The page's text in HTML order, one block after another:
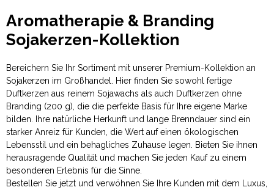
Aromatherapie & Branding
Sojakerzen-Kollektion
Bereichern Sie Ihr Sortiment mit unserer Premium-Kollektion an
Sojakerzen im Großhandel. Hier finden Sie sowohl fertige
Duftkerzen aus reinem Sojawachs als auch Duftkerzen ohne
Branding (200 g), die die perfekte Basis für Ihre eigene Marke
bilden. Ihre natürliche Herkunft und lange Brenndauer sind ein
starker Anreiz für Kunden, die Wert auf einen ökologischen
Lebensstil und ein behagliches Zuhause legen. Bieten Sie ihnen
herausragende Qualität und machen Sie jeden Kauf zu einem
besonderen Erlebnis für die Sinne.
Bestellen Sie jetzt und verwöhnen Sie Ihre Kunden mit dem Luxus,